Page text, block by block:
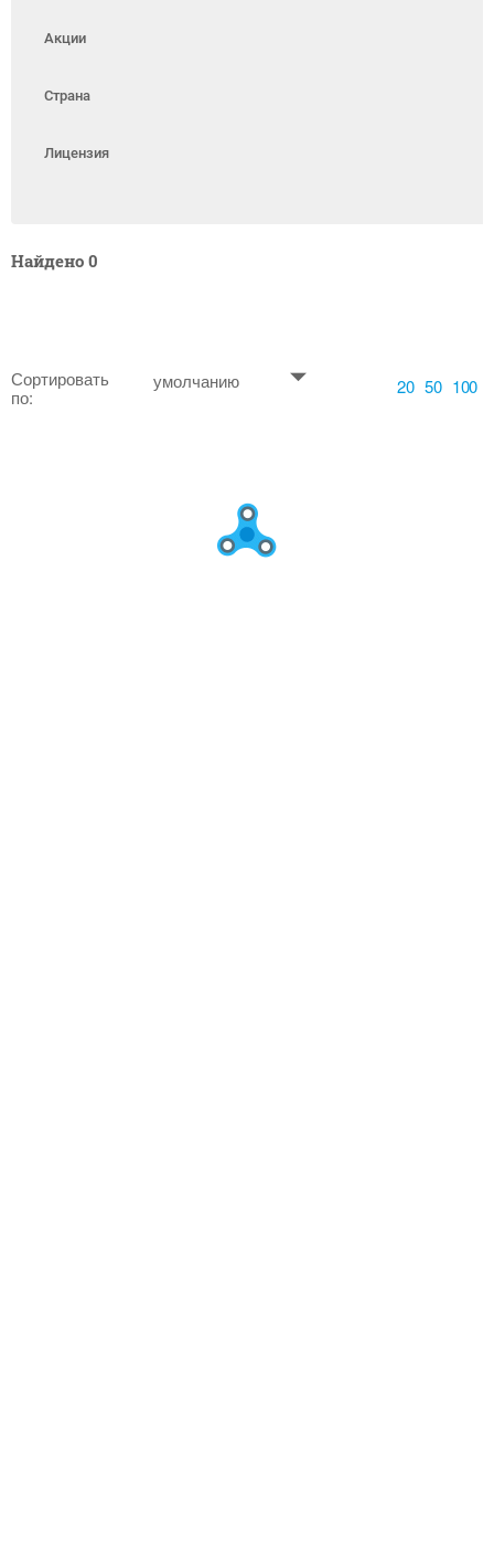
Акции
Страна
Лицензия
Найдено 0
Сортировать
по:
умолчанию 20 50 100